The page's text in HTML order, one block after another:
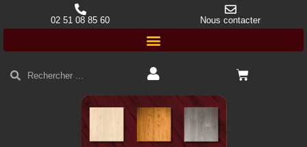
02 51 08 85 60 Nous contacter